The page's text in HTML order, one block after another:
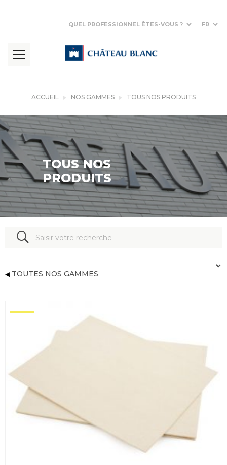
QUEL PROFESSIONNEL ÊTES-VOUS ? FR
ACCUEIL NOS GAMMES TOUS NOS PRODUITS
TOUS NOS
PRODUITS
TOUTES NOS GAMMES